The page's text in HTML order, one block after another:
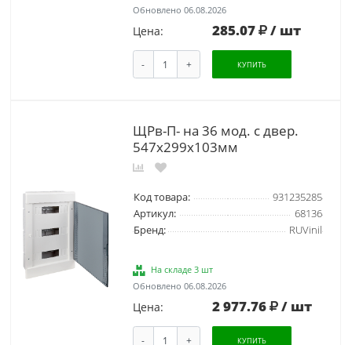
Обновлено 06.08.2026
Цена: 285.07 / шт
- + КУПИТЬ
ЩРв-П- на 36 мод. с двер.
547х299х103мм
Код товара:
931235285
Артикул:
68136
Бренд:
RUVinil
На складе 3 шт
Обновлено 06.08.2026
Цена: 2 977.76 / шт
- + КУПИТЬ